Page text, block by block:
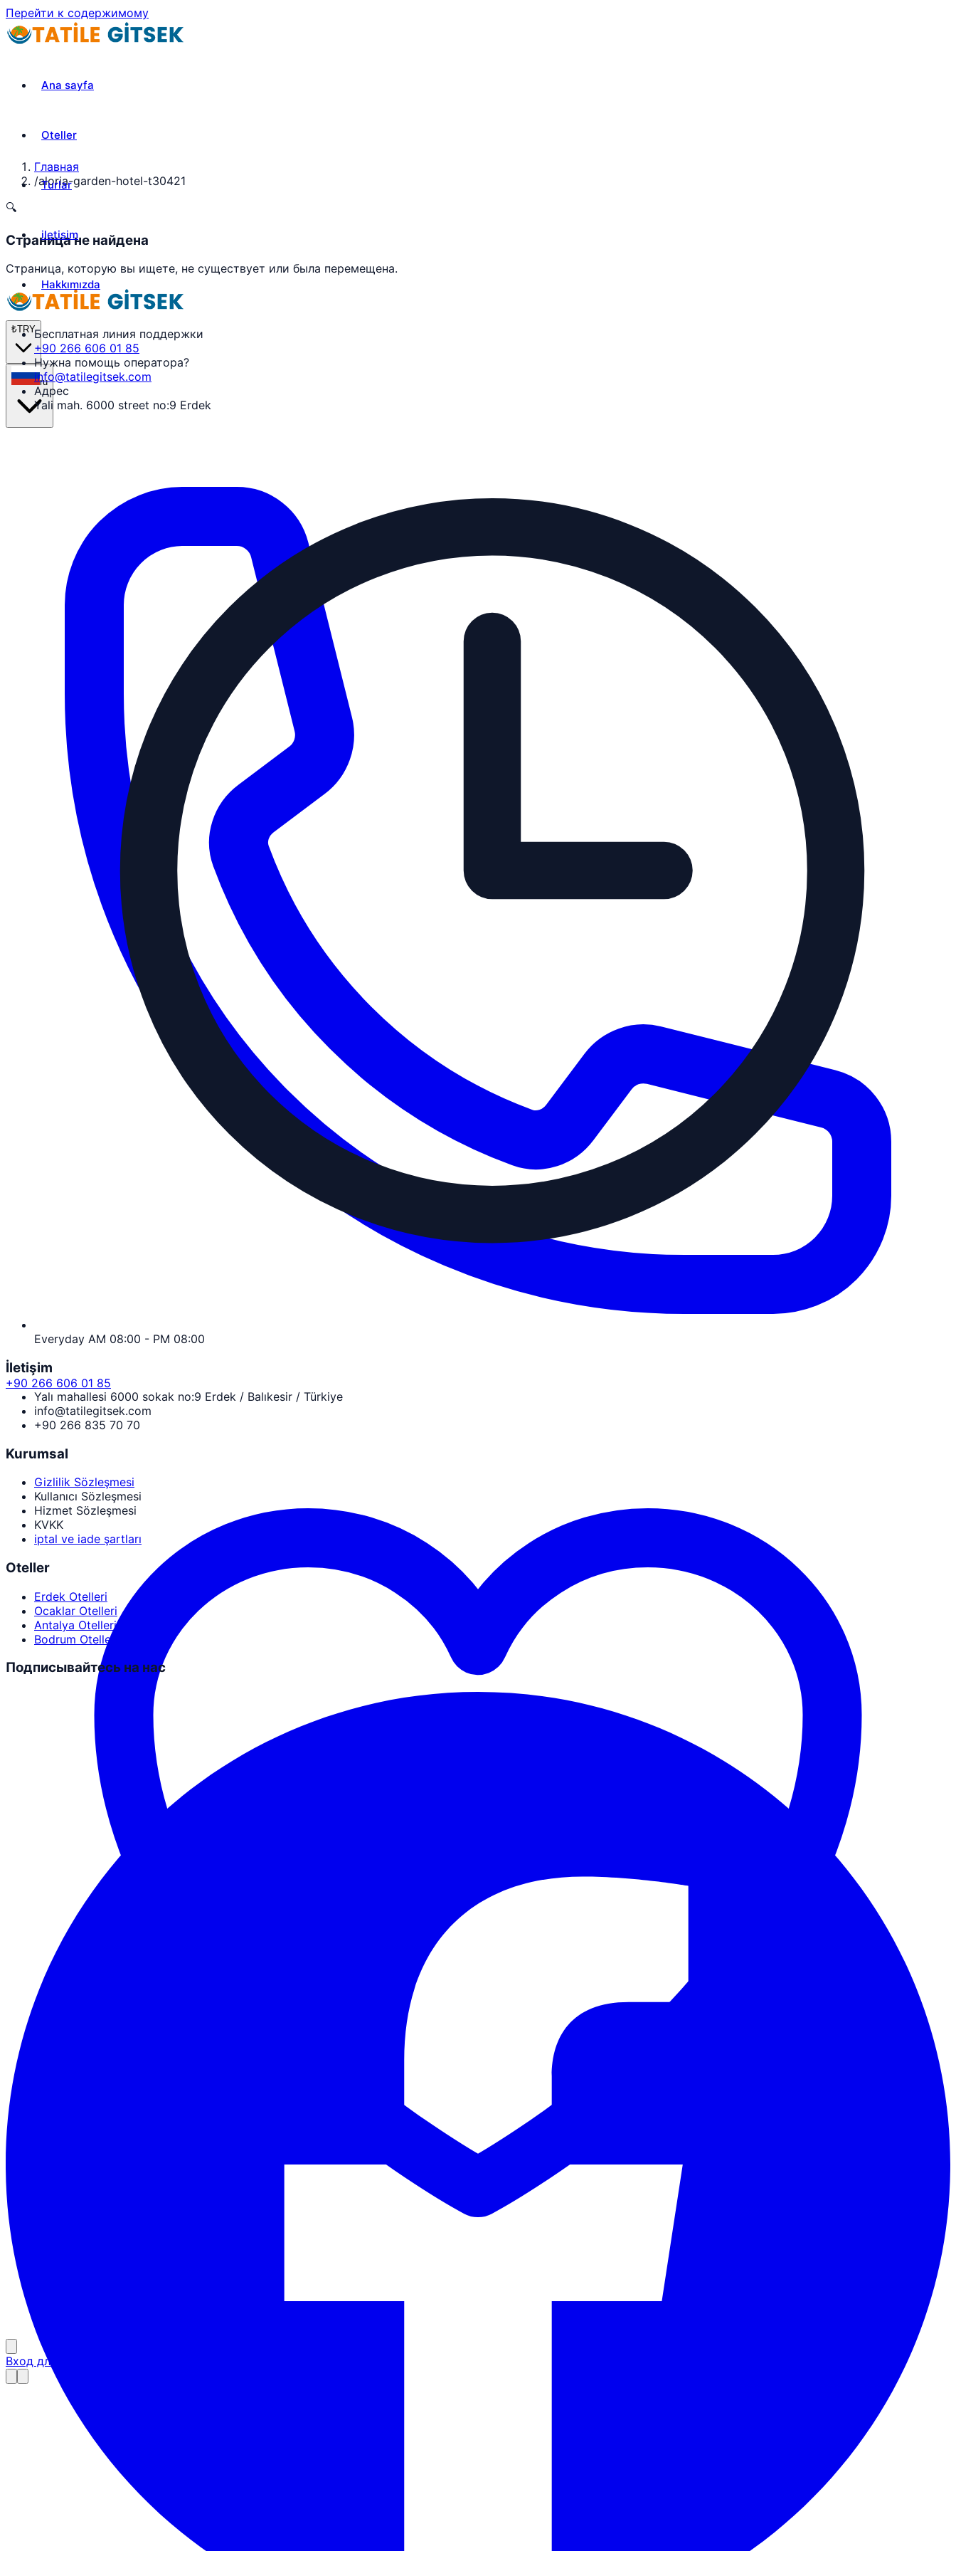
Перейти к содержимому
Ana sayfa
Oteller
Turlar
iletisim
Hakkımızda
₺TRY
ru
+90 266 606 01 85
Вход для партнёров
Главная
/aloria-garden-hotel-t30421
🔍
Страница не найдена
Страница, которую вы ищете, не существует или была перемещена.
Бесплатная линия поддержки
+90 266 606 01 85
Нужна помощь оператора?
info@tatilegitsek.com
Адрес
Yali mah. 6000 street no:9 Erdek
Everyday AM 08:00 - PM 08:00
İletişim
Yalı mahallesi 6000 sokak no:9 Erdek / Balıkesir / Türkiye
info@tatilegitsek.com
+90 266 835 70 70
Kurumsal
Gizlilik Sözleşmesi
Kullanıcı Sözleşmesi
Hizmet Sözleşmesi
KVKK
iptal ve iade şartları
Oteller
Erdek Otelleri
Ocaklar Otelleri
Antalya Otelleri
Bodrum Otelleri
Подписывайтесь на нас